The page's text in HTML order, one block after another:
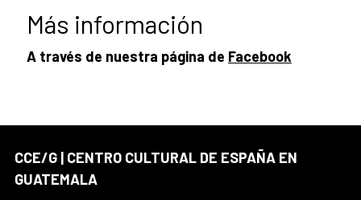
Más información
A través de nuestra página de Facebook
CCE/G | CENTRO CULTURAL DE ESPAÑA EN
GUATEMALA